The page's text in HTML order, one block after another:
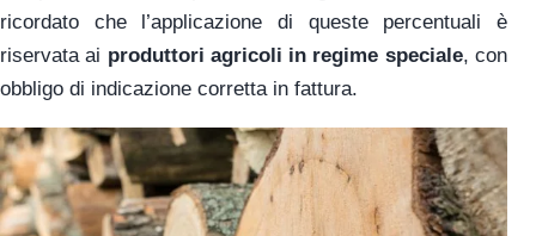
ricordato che l’applicazione di queste percentuali è
riservata ai produttori agricoli in regime speciale, con
obbligo di indicazione corretta in fattura.